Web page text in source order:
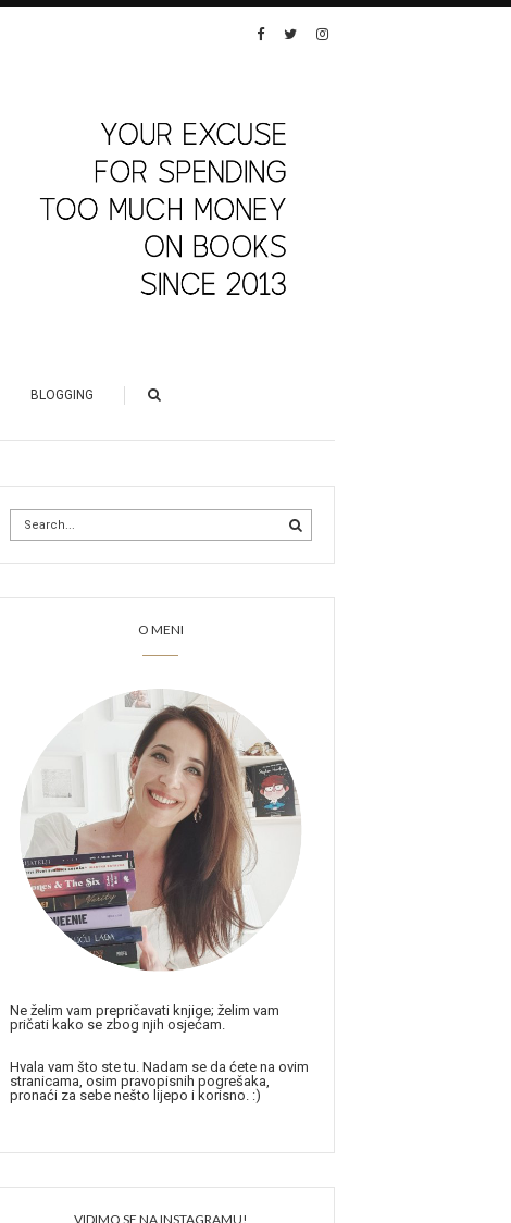
BLOGGING
O MENI
Ne želim vam prepričavati knjige; želim vam
pričati kako se zbog njih osjećam.
Hvala vam što ste tu. Nadam se da ćete na ovim
stranicama, osim pravopisnih pogrešaka,
pronaći za sebe nešto lijepo i korisno. :)
VIDIMO SE NA INSTAGRAMU!